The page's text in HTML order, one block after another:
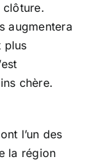
clôture.
augmentera
plus
chère.
l’un des
la région